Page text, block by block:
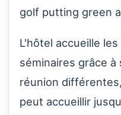
golf putting green
L'hôtel accueille
séminaires grâce
réunion
peut accueillir